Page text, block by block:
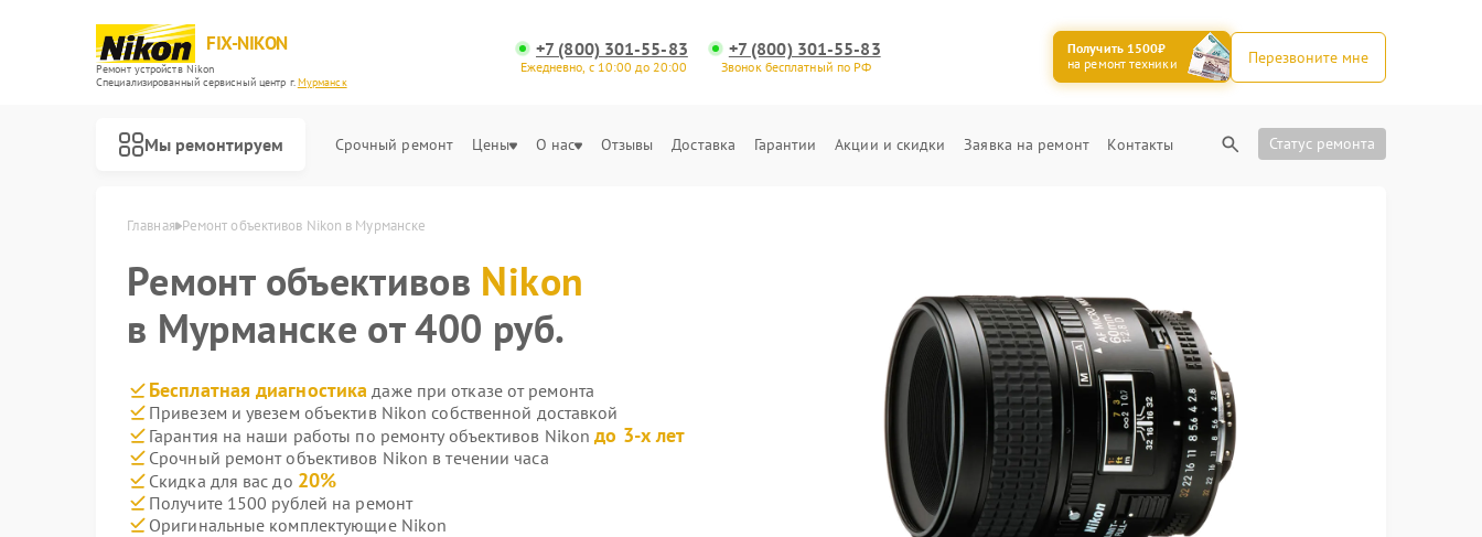
FIX-NIKON
Ремонт устройств Nikon
Специализированный cервисный центр г.Мурманск
+7 (800) 301-55-83
Ежедневно, с 10:00 до 20:00
+7 (800) 301-55-83
Звонок бесплатный по РФ
Получить 1500₽
на ремонт техники
Перезвоните мне
Мы ремонтируем Срочный ремонт Цены О нас Отзывы Доставка Гарантии Акции и скидки Заявка на ремонт Контакты Статус ремонта
Главная Ремонт объективов Nikon в Мурманске
Ремонт объективов Nikon
в Мурманске от 400 руб.
Бесплатная диагностика даже при отказе от ремонта
Привезем и увезем объектив Nikon собственной доставкой
Гарантия на наши работы по ремонту объективов Nikonдо 3-х лет
Срочный ремонт объективов Nikon в течении часа
Скидка для вас до 20%
Получите 1500 рублей на ремонт
Оригинальные комплектующие Nikon